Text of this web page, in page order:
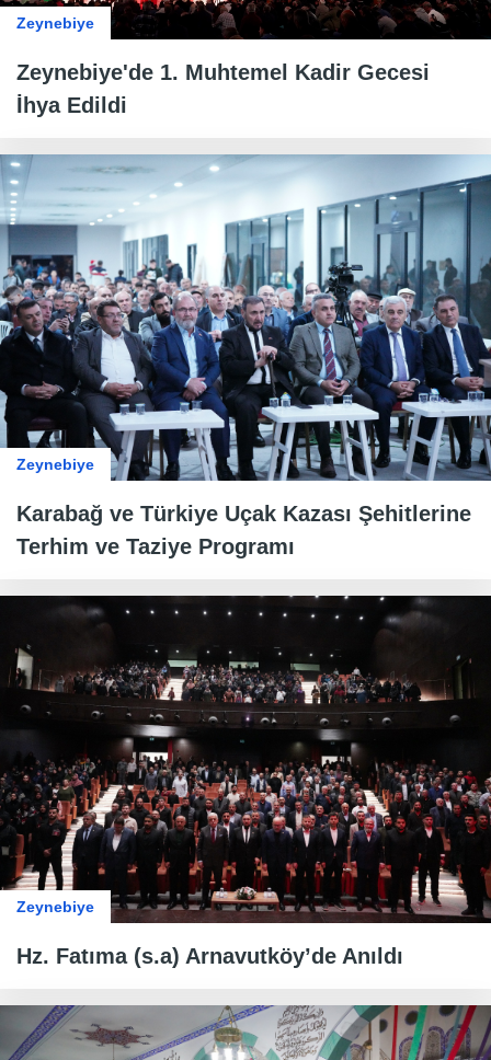
Zeynebiye
Zeynebiye'de 1. Muhtemel Kadir Gecesi
İhya Edildi
Zeynebiye
Karabağ ve Türkiye Uçak Kazası Şehitlerine
Terhim ve Taziye Programı
Zeynebiye
Hz. Fatıma (s.a) Arnavutköy’de Anıldı